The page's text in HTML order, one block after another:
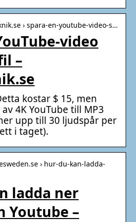
› spara-en-youtube-video-s…
video
–
kostar $ 15, men
4K YouTube till MP3
upp till 30 ljudspår per
i taget).
› hur-du-kan-ladda-
ladda ner
Youtube –